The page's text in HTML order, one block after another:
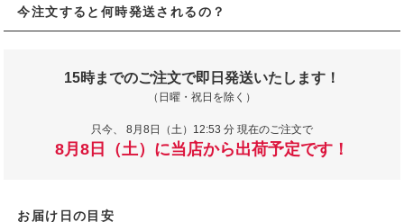
今注文すると何時発送されるの？
15時までのご注文で即日発送いたします！
（日曜・祝日を除く）
只今、 8月8日（土）12:53 分 現在のご注文で
8月8日（土）に当店から出荷予定です！
お届け日の目安